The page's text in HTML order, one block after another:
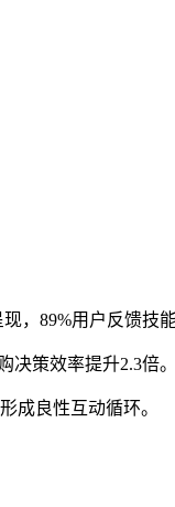
，89%用户反馈技能
策效率提升2.3倍。
成良性互动循环。